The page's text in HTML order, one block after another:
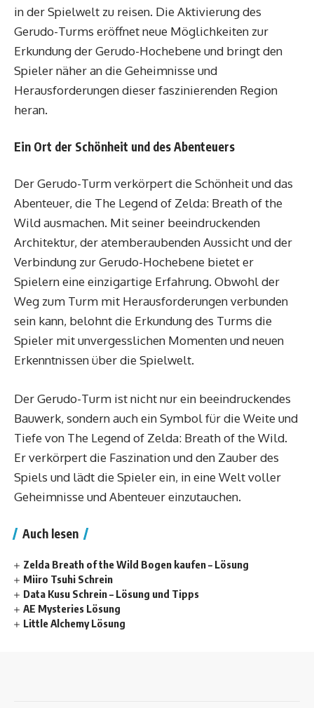
in der Spielwelt zu reisen. Die Aktivierung des
Gerudo-Turms eröffnet neue Möglichkeiten zur
Erkundung der Gerudo-Hochebene und bringt den
Spieler näher an die Geheimnisse und
Herausforderungen dieser faszinierenden Region
heran.
Ein Ort der Schönheit und des Abenteuers
Der Gerudo-Turm verkörpert die Schönheit und das
Abenteuer, die The Legend of Zelda: Breath of the
Wild ausmachen. Mit seiner beeindruckenden
Architektur, der atemberaubenden Aussicht und der
Verbindung zur Gerudo-Hochebene bietet er
Spielern eine einzigartige Erfahrung. Obwohl der
Weg zum Turm mit Herausforderungen verbunden
sein kann, belohnt die Erkundung des Turms die
Spieler mit unvergesslichen Momenten und neuen
Erkenntnissen über die Spielwelt.
Der Gerudo-Turm ist nicht nur ein beeindruckendes
Bauwerk, sondern auch ein Symbol für die Weite und
Tiefe von The Legend of Zelda: Breath of the Wild.
Er verkörpert die Faszination und den Zauber des
Spiels und lädt die Spieler ein, in eine Welt voller
Geheimnisse und Abenteuer einzutauchen.
Auch lesen
Zelda Breath of the Wild Bogen kaufen – Lösung
Miiro Tsuhi Schrein
Data Kusu Schrein – Lösung und Tipps
AE Mysteries Lösung
Little Alchemy Lösung